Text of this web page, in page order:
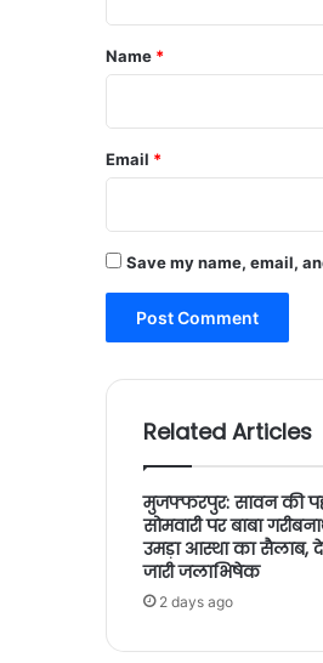
*
Name *
Email *
Save my name, email,
Related Articles
मुजफ्फरपुर: सावन की
सोमवारी पर बाबा
उमड़ा आस्था का सैलाब,
जारी जलाभिषेक
2 days ago